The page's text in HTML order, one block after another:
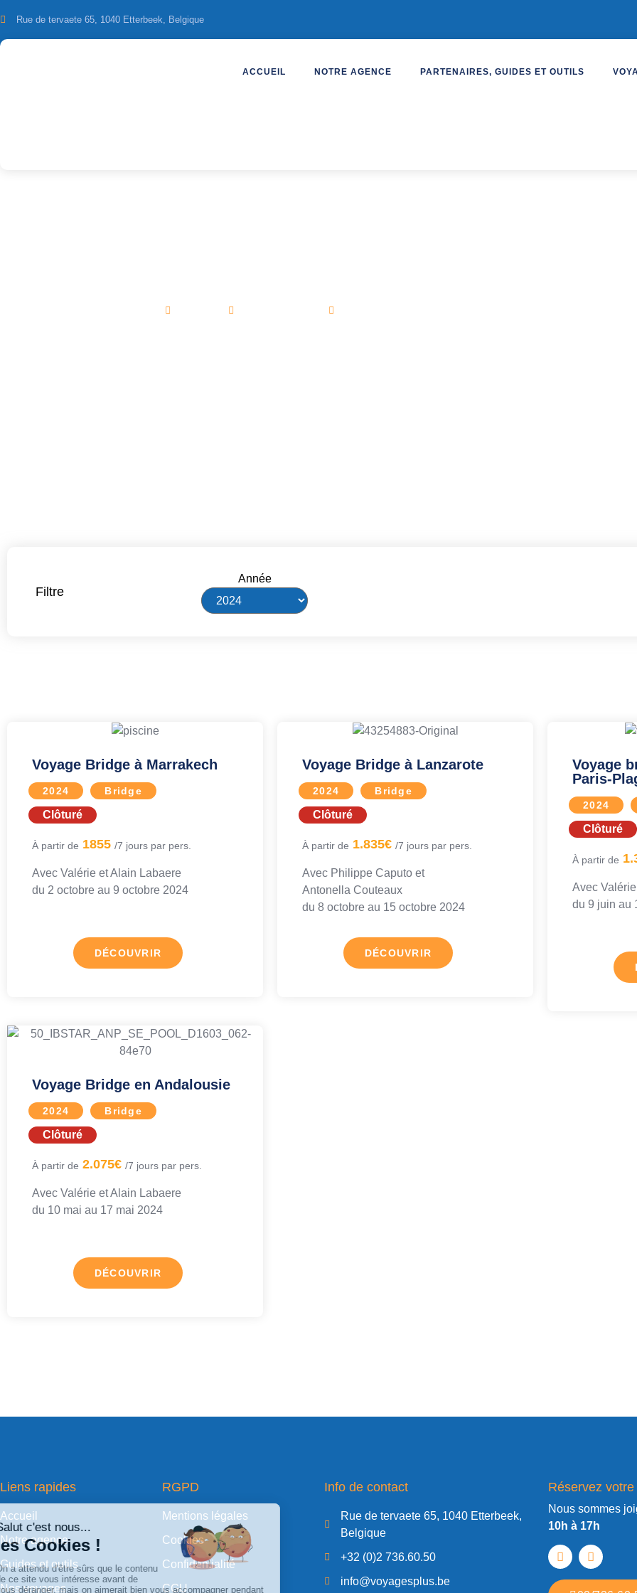
Rue de tervaete 65, 1040 Etterbeek, Belgique
ACCUEIL NOTRE AGENCE PARTENAIRES, GUIDES ET OUTILS
Filtre
Année
Voyage Bridge à Marrakech
2024 Bridge
Clôturé
À partir de 1855 /7 jours par pers.
Avec Valérie et Alain Labaere
du 2 octobre au 9 octobre 2024
DÉCOUVRIR
Voyage Bridge à Lanzarote
2024 Bridge
Clôturé
À partir de 1.835€ /7 jours par pers.
Avec Philippe Caputo et
Antonella Couteaux
du 8 octobre au 15 octobre 2024
DÉCOUVRIR
Voyage
Paris-
2024
Clôturé
À partir de
Avec
du 9 juin au
Voyage Bridge en Andalousie
2024 Bridge
Clôturé
À partir de 2.075€ /7 jours par pers.
Avec Valérie et Alain Labaere
du 10 mai au 17 mai 2024
DÉCOUVRIR
Liens rapides
Accueil
Notre agence
Guides et outils
Nos voyages
RGPD
Mentions légales
Cookies
Confidentialité
CGU
Info de contact
Rue de tervaete 65, 1040 Etterbeek,
Belgique
+32 (0)2 736.60.50
info@voyagesplus.be
Réservez
Nous sommes
10h à 17h